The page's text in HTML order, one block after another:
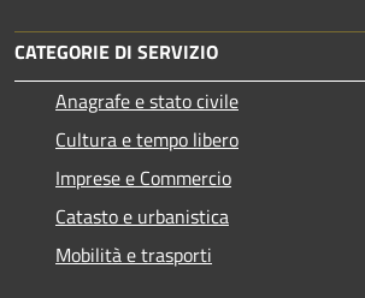
CATEGORIE DI SERVIZIO
Anagrafe e stato civile
Cultura e tempo libero
Imprese e Commercio
Catasto e urbanistica
Mobilità e trasporti